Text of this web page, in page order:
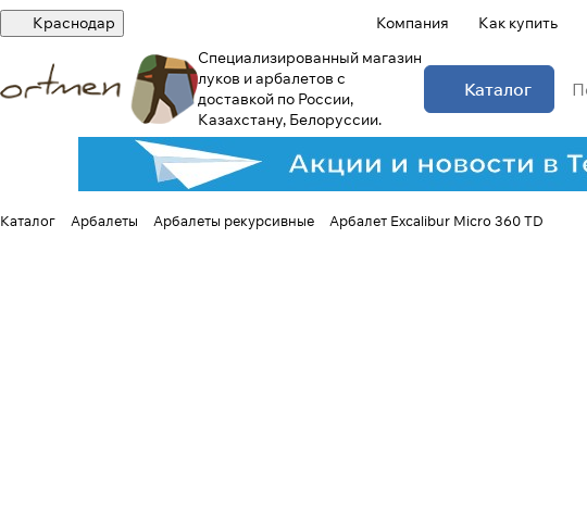
Краснодар Компания Как купить
Специализированный магазин
луков и арбалетов с
доставкой по России,
Казахстану, Белоруссии.
Каталог
Каталог Арбалеты Арбалеты рекурсивные Арбалет Excalibur Micro 360 TD